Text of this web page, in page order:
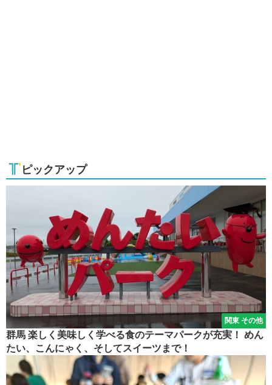
ピックアップ
関東 その他
群馬 楽しく美味しく学べる食のテーマパークが充実！ めん
たい、こんにゃく、そしてスイーツまで！